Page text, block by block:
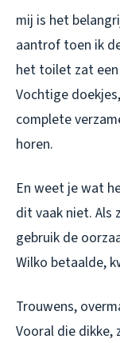
mij is het
aantrof toen ik
het toilet zat
Vochtige
complete
horen.
En weet je wat
dit vaak niet. Als
gebruik de
Wilko betaalde,
Trouwens,
Vooral die dikke,